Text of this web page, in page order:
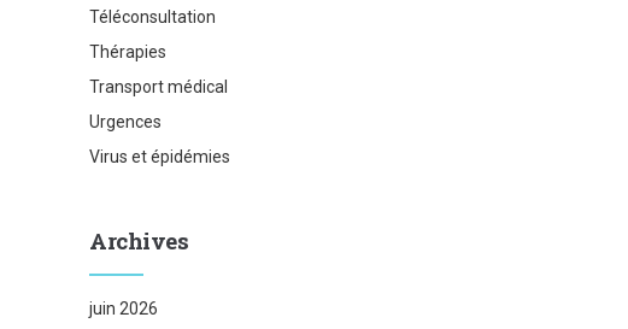
Téléconsultation
Thérapies
Transport médical
Urgences
Virus et épidémies
Archives
juin 2026